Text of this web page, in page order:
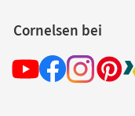
Cornelsen bei